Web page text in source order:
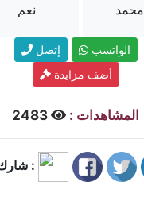
نعم
محمد
إتصل
الواتسب
أضف مزايدة
المشاهدات :
شارك :